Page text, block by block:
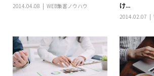
2014.04.08 WEB集客ノウハウ
け...
2014.02.07